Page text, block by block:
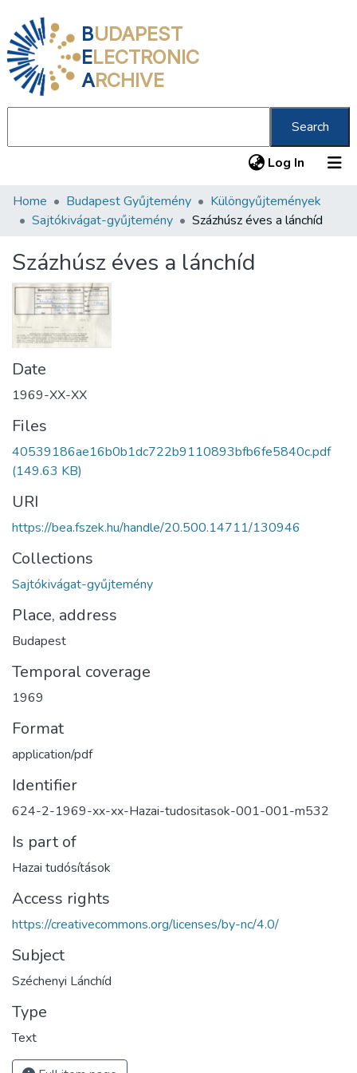
BUDAPEST
ELECTRONIC
ARCHIVE
Search
Log In (current)
Communities & Collections
Statistics
About us
Home Budapest Gyűjtemény
Különgyűjtemények
Sajtókivágat-gyűjtemény
Százhúsz éves a lánchíd
Százhúsz éves a lánchíd
Date
1969-XX-XX
Files
40539186ae16b0b1dc722b9110893bfb6fe5840c.pdf
(149.63 KB)
URI
https://bea.fszek.hu/handle/20.500.14711/130946
Collections
Sajtókivágat-gyűjtemény
Place, address
Budapest
Temporal coverage
1969
Format
application/pdf
Identifier
624-2-1969-xx-xx-Hazai-tudositasok-001-001-m532
Is part of
Hazai tudósítások
Access rights
https://creativecommons.org/licenses/by-nc/4.0/
Subject
Széchenyi Lánchíd
Type
Text